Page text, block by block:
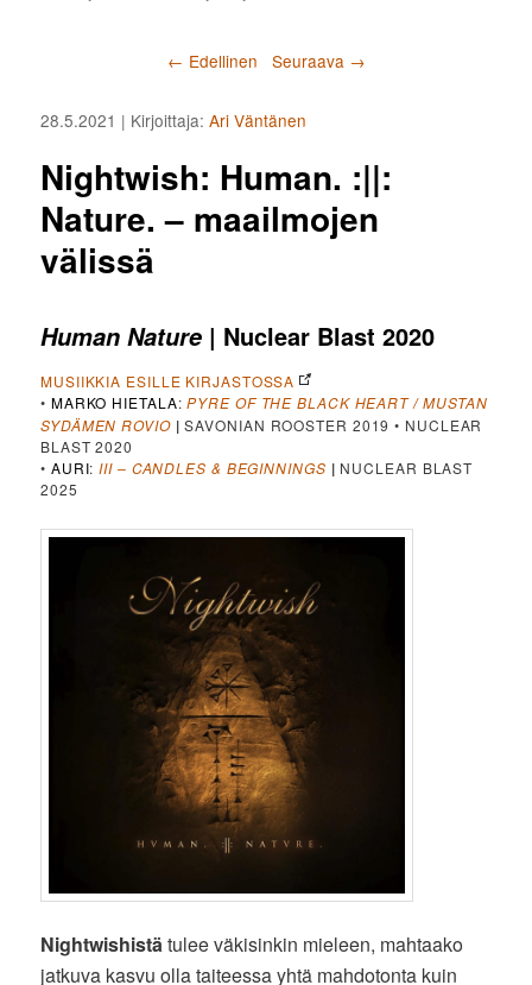
Artikkelien selaus
← Edellinen Seuraava →
Nightwish: Human. :||:
Nature. – maailmojen
välissä
28.5.2021 | Kirjoittaja:Ari Väntänen
Human Nature | Nuclear Blast 2020
MUSIIKKIA ESILLE KIRJASTOSSA
• MARKO HIETALA:PYRE OF THE BLACK HEART/MUSTAN
SYDÄMEN ROVIO | SAVONIAN ROOSTER 2019 • NUCLEAR
BLAST 2020
• AURI:III – CANDLES & BEGINNINGS | NUCLEAR BLAST
2025
Nightwishistätulee väkisinkin mieleen, mahtaako
jatkuva kasvu olla taiteessa yhtä mahdotonta kuin